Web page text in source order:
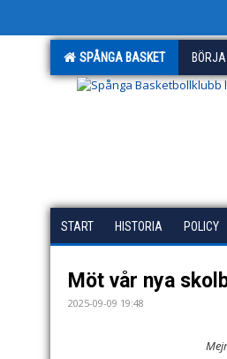
SPÅNGA BASKET BÖRJA
START HISTORIA POLICY
Möt vår nya
2025-09-09 19:48